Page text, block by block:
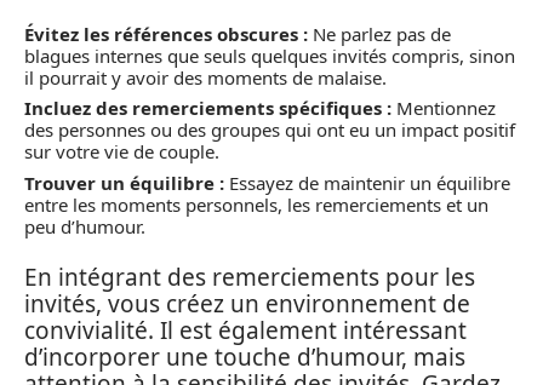
Évitez les références obscures : Ne parlez pas de
blagues internes que seuls quelques invités compris, sinon
il pourrait y avoir des moments de malaise.
Incluez des remerciements spécifiques : Mentionnez
des personnes ou des groupes qui ont eu un impact positif
sur votre vie de couple.
Trouver un équilibre : Essayez de maintenir un équilibre
entre les moments personnels, les remerciements et un
peu d’humour.
En intégrant des remerciements pour les
invités, vous créez un environnement de
convivialité. Il est également intéressant
d’incorporer une touche d’humour, mais